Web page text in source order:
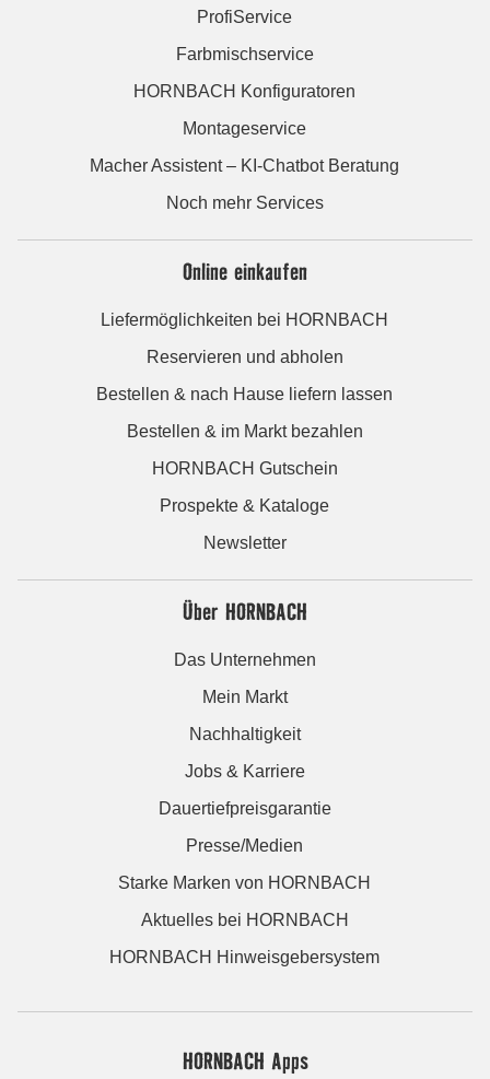
ProfiService
Farbmischservice
HORNBACH Konfiguratoren
Montageservice
Macher Assistent – KI-Chatbot Beratung
Noch mehr Services
Online einkaufen
Liefermöglichkeiten bei HORNBACH
Reservieren und abholen
Bestellen & nach Hause liefern lassen
Bestellen & im Markt bezahlen
HORNBACH Gutschein
Prospekte & Kataloge
Newsletter
Über HORNBACH
Das Unternehmen
Mein Markt
Nachhaltigkeit
Jobs & Karriere
Dauertiefpreisgarantie
Presse/Medien
Starke Marken von HORNBACH
Aktuelles bei HORNBACH
HORNBACH Hinweisgebersystem
HORNBACH Apps